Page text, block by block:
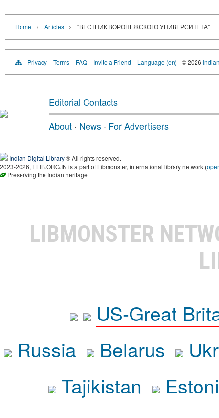
Home › Articles › "ВЕСТНИК ВОРОНЕЖСКОГО УНИВЕРСИТЕТА"
Privacy Terms FAQ Invite a Friend Language (en) © 2026
Editorial Contacts
About · News · For Advertisers
Indian Digital Library® All rights reserved.
2023-2026, ELIB.ORG.IN is a part of Libmonster, international library network (
Preserving the Indian heritage
LIBMONSTER
US-Great
Russia
Belarus
Tajikistan